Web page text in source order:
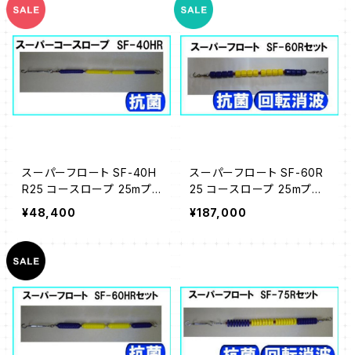
スーパーフロート SF-40H
R25 コースロープ 25mプ
ール用
¥48,400
スーパーフロート SF-60R
25 コースロープ 25mプー
ル用
¥187,000